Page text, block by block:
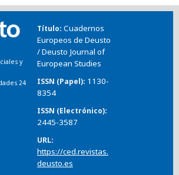
y
24
Título Cuadernos
Europeos de Deusto
/ Deusto Journal of
European Studies
ISSN (Papel) 1130-
8354
ISSN (Electrónico)
2445-3587
URL
https://ced.revistas.
deusto.es